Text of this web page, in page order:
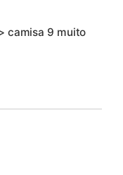
camisa 9 muito